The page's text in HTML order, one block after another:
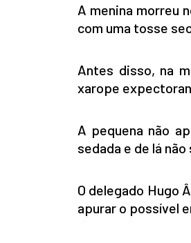
A menina morreu
com uma tosse
Antes disso, na
xarope
A pequena não
sedada e de lá
O delegado Hugo
apurar o possível